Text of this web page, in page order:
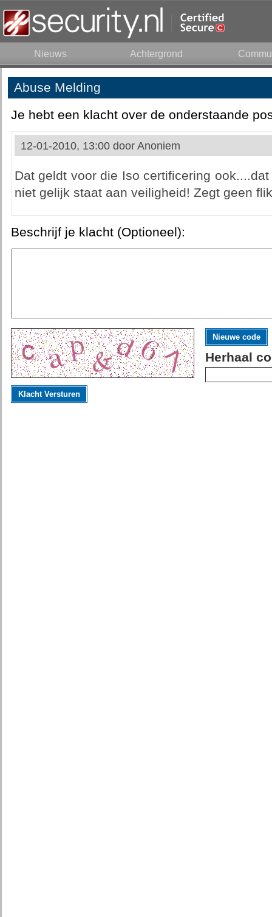
Nieuws Achtergrond
Abuse Melding
Je hebt een klacht over de onderstaande
12-01-2010, 13:00 door Anoniem
Dat geldt voor die Iso certificering
niet gelijk staat aan veiligheid! Zegt geen
Beschrijf je klacht (Optioneel):
Nieuwe code
Herhaal
Klacht Versturen